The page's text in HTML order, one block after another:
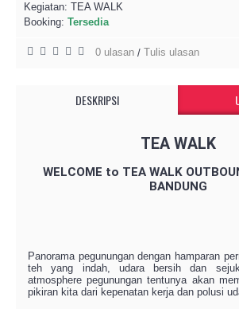
Kegiatan: TEA WALK
Booking: Tersedia
0 ulasan / Tulis ulasan
DESKRIPSI
TEA WALK
WELCOME to TEA WALK
BANDUNG
Panorama pegunungan dengan hamparan
teh yang indah, udara bersih dan
atmosphere pegunungan tentunya akan
pikiran kita dari kepenatan kerja dan polusi